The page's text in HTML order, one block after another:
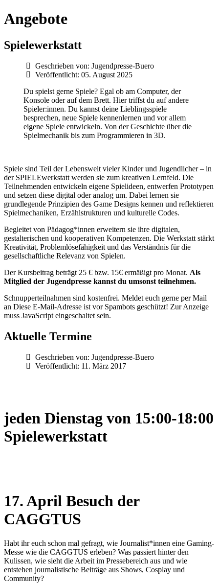
Angebote
Spielewerkstatt
Geschrieben von: Jugendpresse-Buero
Veröffentlicht: 05. August 2025
Du spielst gerne Spiele? Egal ob am Computer, der
Konsole oder auf dem Brett. Hier triffst du auf andere
Spieler:innen. Du kannst deine Lieblingsspiele
besprechen, neue Spiele kennenlernen und vor allem
eigene Spiele entwickeln. Von der Geschichte über die
Spielmechanik bis zum Programmieren in 3D.
Spiele sind Teil der Lebenswelt vieler Kinder und Jugendlicher – in
der SPIELEwerkstatt werden sie zum kreativen Lernfeld. Die
Teilnehmenden entwickeln eigene Spielideen, entwerfen Prototypen
und setzen diese digital oder analog um. Dabei lernen sie
grundlegende Prinzipien des Game Designs kennen und reflektieren
Spielmechaniken, Erzählstrukturen und kulturelle Codes.
Begleitet von Pädagog*innen erweitern sie ihre digitalen,
gestalterischen und kooperativen Kompetenzen. Die Werkstatt stärkt
Kreativität, Problemlösefähigkeit und das Verständnis für die
gesellschaftliche Relevanz von Spielen.
Der Kursbeitrag beträgt 25 € bzw. 15€ ermäßigt pro Monat. Als
Mitglied der Jugendpresse kannst du umsonst teilnehmen.
Schnupperteilnahmen sind kostenfrei. Meldet euch gerne per Mail
an Diese E-Mail-Adresse ist vor Spambots geschützt! Zur Anzeige
muss JavaScript eingeschaltet sein.
Aktuelle Termine
Geschrieben von: Jugendpresse-Buero
Veröffentlicht: 11. März 2017
jeden Dienstag von 15:00-18:00
Spielewerkstatt
17. April Besuch der
CAGGTUS
Habt ihr euch schon mal gefragt, wie Journalist*innen eine Gaming-
Messe wie die CAGGTUS erleben? Was passiert hinter den
Kulissen, wie sieht die Arbeit im Pressebereich aus und wie
entstehen journalistische Beiträge aus Shows, Cosplay und
Community?